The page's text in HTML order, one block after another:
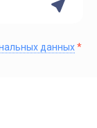
данных*